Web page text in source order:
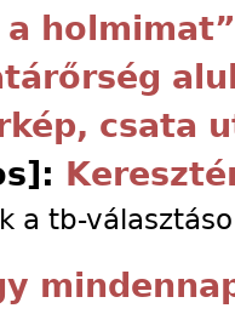
a holmimat”
csata
a tb-